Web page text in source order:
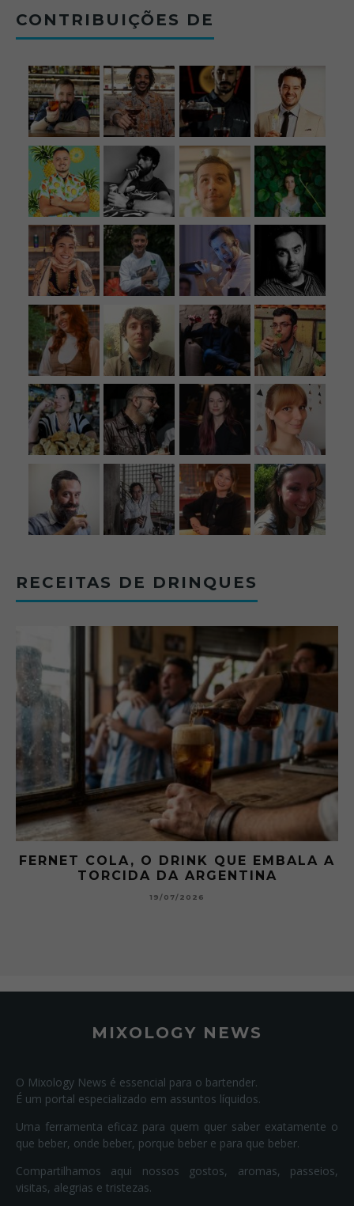
CONTRIBUIÇÕES DE
RECEITAS DE DRINQUES
GIBSON: O PICLES QUE MUDOU A
HISTÓRIA DOS MARTINI
15/07/2026
MIXOLOGY NEWS
O Mixology News é essencial para o bartender.
É um portal especializado em assuntos líquidos.
Uma ferramenta eficaz para quem quer saber exatamente o
que beber, onde beber, porque beber e para que beber.
Compartilhamos aqui nossos gostos, aromas, passeios,
visitas, alegrias e tristezas.